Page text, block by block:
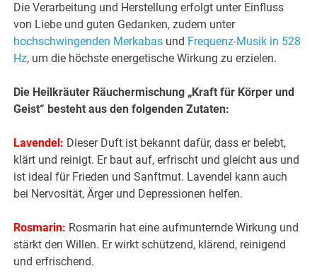
Die Verarbeitung und Herstellung erfolgt unter Einfluss
von Liebe und guten Gedanken, zudem unter
hochschwingenden Merkabas und Frequenz-Musik in 528
Hz, um die höchste energetische Wirkung zu erzielen.
Die Heilkräuter Räuchermischung „Kraft für Körper und
Geist“ bestehtaus den folgenden Zutaten:
Lavendel: Dieser Duft ist bekannt dafür, dass er belebt,
klärt und reinigt. Er baut auf, erfrischt und gleicht aus und
ist ideal für Frieden und Sanftmut. Lavendel kann auch
bei Nervosität, Ärger und Depressionen helfen.
Rosmarin: Rosmarin hat eine aufmunternde Wirkung und
stärkt den Willen. Er wirkt schützend, klärend, reinigend
und erfrischend.